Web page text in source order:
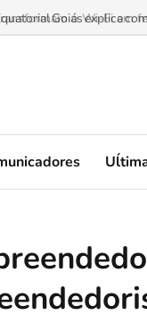
Goiás explica